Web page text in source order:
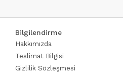
Bilgilendirme
Hakkımızda
Teslimat Bilgisi
Gizlilik Sözleşmesi